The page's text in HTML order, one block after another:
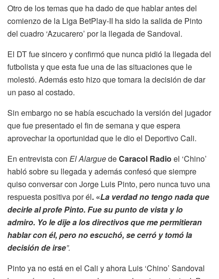
Otro de los temas que ha dado de que hablar antes del
comienzo de la Liga BetPlay-II ha sido la salida de Pinto
del cuadro ‘Azucarero’ por la llegada de Sandoval.
El DT fue sincero y confirmó que nunca pidió la llegada del
futbolista y que esta fue una de las situaciones que le
molestó. Además esto hizo que tomara la decisión de dar
un paso al costado.
Sin embargo no se había escuchado la versión del jugador
que fue presentado el fin de semana y que espera
aprovechar la oportunidad que le dio el Deportivo Cali.
En entrevista con El AlarguedeCaracol Radio el ‘Chino’
habló sobre su llegada y además confesó que siempre
quiso conversar con Jorge Luis Pinto, pero nunca tuvo una
respuesta positiva por él. «La verdad no tengo nada que
decirle al profe Pinto. Fue su punto de vista y lo
admiro. Yo le dije a los directivos que me permitieran
hablar con él, pero no escuchó, se cerró y tomó la
decisión de irse”.
Pinto ya no está en el Cali y ahora Luis ‘Chino’ Sandoval